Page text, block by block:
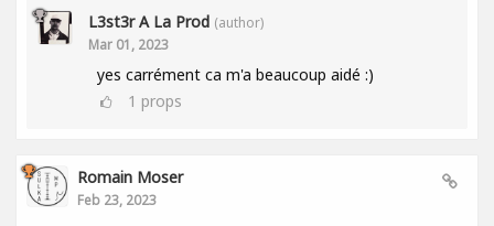
L3st3r A La Prod (author)
Mar 01, 2023
yes carrément ca m'a beaucoup aidé :)
1 props
Romain Moser
Feb 23, 2023